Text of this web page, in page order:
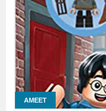
AMEET